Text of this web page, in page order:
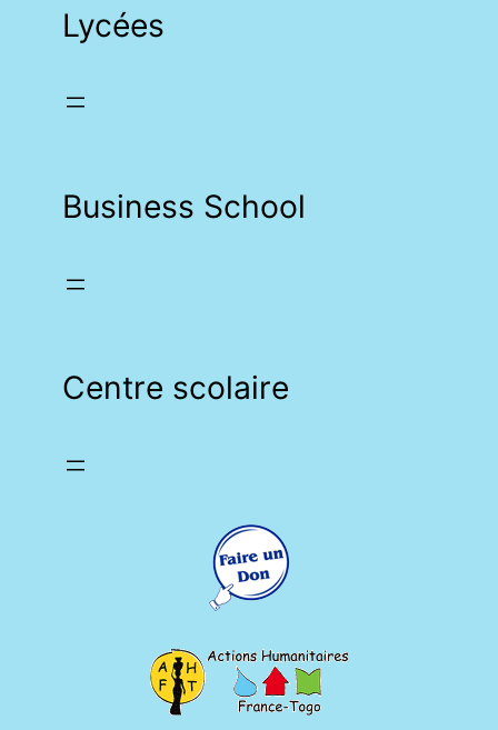
Lycées
Business School
Centre scolaire